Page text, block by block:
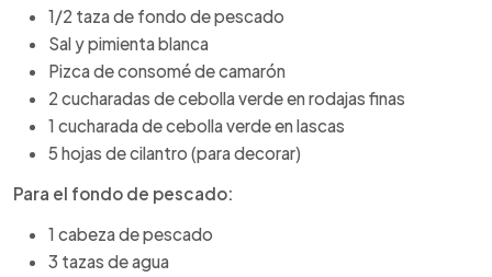
1/2 taza de fondo de pescado
Sal y pimienta blanca
Pizca de consomé de camarón
2 cucharadas de cebolla verde en rodajas finas
1 cucharada de cebolla verde en lascas
5 hojas de cilantro (para decorar)
Para el fondo de pescado:
1 cabeza de pescado
3 tazas de agua